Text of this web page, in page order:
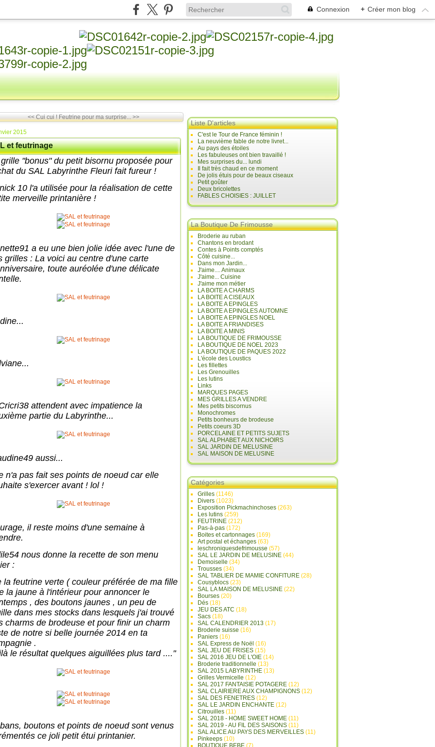
Connexion + Créer mon blog
<< Cui cui ! Feutrine pour ma surprise... >>
2015
et feutrinage
"bonus" du petit bisornu proposée pour
du SAL Labyrinthe Fleuri fait fureur !
10 l'a utilisée pour la réalisation de cette
merveille printanière !
a eu une bien jolie idée avec l'une de
grilles : La voici au centre d'une carte
toute auréolée d'une délicate
attendent avec impatience la
partie du Labyrinthe...
aussi...
n'a pas fait ses points de noeud car elle
s'exercer avant ! lol !
il reste moins d'une semaine à
nous donne la recette de son menu
:
la feutrine verte ( couleur préférée de ma fille
la jaune à l'intérieur pour annoncer le
, des boutons jaunes , un peu de
dans mes stocks dans lesquels j'ai trouvé
charms de brodeuse et pour finir un charm
de notre si belle journée 2014 en ta
.
le résultat quelques aiguillées plus tard ...."
boutons et points de noeud sont venus
ce joli petit étui printanier.
Liste D'articles
C'est le Tour de France féminin !
La neuvième fable de notre livret...
Au pays des étoiles
Les fabuleuses ont bien travaillé !
Mes surprises du... lundi
Il fait très chaud en ce moment
De jolis étuis pour de beaux ciseaux
Petit goûter
Deux bricolettes
FABLES CHOISIES : JUILLET
La Boutique De Frimousse
Broderie au ruban
Chantons en brodant
Contes à Points comptés
Côté cuisine...
Dans mon Jardin...
J'aime.... Animaux
J'aime... Cuisine
J'aime mon métier
LA BOITE A CHARMS
LA BOITE A CISEAUX
LA BOITE A EPINGLES
LA BOITE A EPINGLES AUTOMNE
LA BOITE A EPINGLES NOEL
LA BOITE A FRIANDISES
LA BOITE A MINIS
LA BOUTIQUE DE FRIMOUSSE
LA BOUTIQUE DE NOEL 2023
LA BOUTIQUE DE PAQUES 2022
L'école des Loustics
Les fillettes
Les Grenouilles
Les lutins
Links
MARQUES PAGES
MES GRILLES A VENDRE
Mes petits biscornus
Monochromes
Petits bonheurs de brodeuse
Petits coeurs 3D
PORCELAINE ET PETITS SUJETS
SAL ALPHABET AUX NICHOIRS
SAL JARDIN DE MELUSINE
SAL MAISON DE MELUSINE
Catégories
Grilles (1146)
Divers (1023)
Exposition Pickmachinchoses (263)
Les lutins (259)
FEUTRINE (212)
Pas-à-pas (172)
Boites et cartonnages (169)
Art postal et échanges (63)
leschroniquesdefrimousse (57)
SAL LE JARDIN DE MELUSINE (44)
Demoiselle (34)
Trousses (34)
SAL TABLIER DE MAMIE CONFITURE (28)
Cousyblocs (23)
SAL LA MAISON DE MELUSINE (22)
Bourses (20)
Dés (18)
JEU DES ATC (18)
Sacs (18)
SAL CALENDRIER 2013 (17)
Broderie suisse (16)
Paniers (16)
SAL Express de Noël (16)
SAL JEU DE FRISES (15)
SAL 2016 JEU DE L'OIE (14)
Broderie traditionnelle (13)
SAL 2015 LABYRINTHE (13)
Grilles Vermicelle (12)
SAL 2017 FANTAISIE POTAGERE (12)
SAL CLAIRIERE AUX CHAMPIGNONS (12)
SAL DES FENETRES (12)
SAL LE JARDIN ENCHANTE (12)
Citrouilles (11)
SAL 2018 - HOME SWEET HOME (11)
SAL 2019 - AU FIL DES SAISONS (11)
SAL ALICE AU PAYS DES MERVEILLES (11)
Pinkeeps (10)
BOUTIQUE BEBE (7)